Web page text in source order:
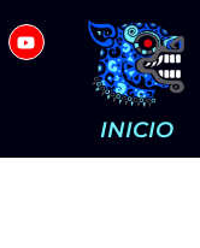
INICIO